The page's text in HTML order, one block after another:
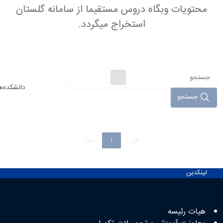
محتویات وبگاه دروس مستقیما از سامانه گلستان
استخراج میگردد.
جستجو
قبل 1 بعد
لینکدین
هیات رئیسه